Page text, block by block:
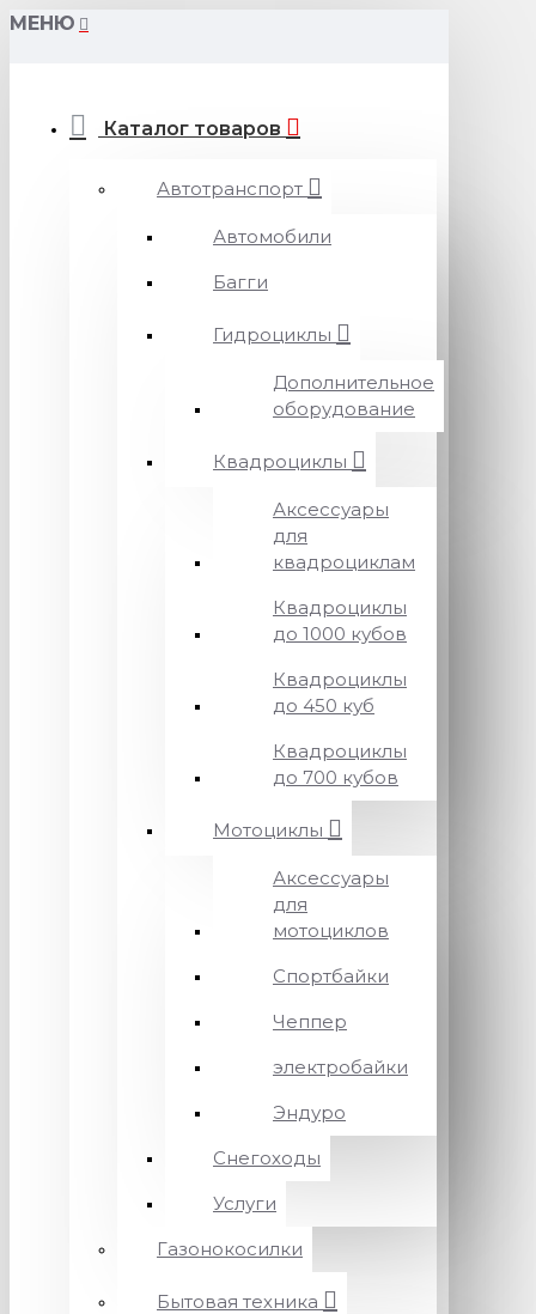
МЕНЮ
Каталог товаров
Автотранспорт
Автомобили
Багги
Гидроциклы
Дополнительное
оборудование
Квадроциклы
Аксессуары
для
квадроциклам
Квадроциклы
до 1000 кубов
Квадроциклы
до 450 куб
Квадроциклы
до 700 кубов
Мотоциклы
Аксессуары
для
мотоциклов
Спортбайки
Чеппер
электробайки
Эндуро
Снегоходы
Услуги
Газонокосилки
Бытовая техника